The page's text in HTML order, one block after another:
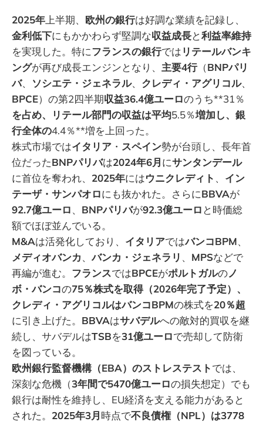
2025年 上半期、 欧州の銀行は好調な業績を記録し、
金利低下にもかかわらず堅調な収益成長と利益率維持
を実現した。特にフランスの銀行では リテールバンキ
ングが再び成長エンジンとなり、 主要4行（BNPパリ
バ、 ソシエテ・ジェネラル、 クレディ・アグリコル、
BPCE）の第2四半期収益36.4億ユーロのうち**31％
を占め、リテール部門の収益は平均5.5％増加し、銀
行全体の4.4％**増を上回った。
株式市場ではイタリア ・ スペイン勢が台頭し、長年首
位だったBNPパリバは2024年6月にサンタンデール
に首位を奪われ、 2025年にはウニクレディト 、 イン
テーザ・サンパオロにも抜かれた。さらにBBVAが
92.7億ユーロ、 BNPパリバが92.3億ユーロ と時価総
額でほぼ並んでいる。
M&Aは活発化しており、 イタリアではバンコBPM、
メディオバンカ、バンカ・ジェネラリ 、 MPSなどで
再編が進む。 フランスではBPCEがポルトガルのノ
ボ・バンコの75％株式を取得（2026年完了予定）、
クレディ・アグリコルはバンコBPMの株式を20％超
に引き上げた。 BBVAはサバデルへの敵対的買収を継
続し、サバデルはTSBを31億ユーロで売却して防衛
を図っている。
欧州銀行監督機構（EBA）のストレステストでは、
深刻な危機（3年間で5470億ユーロの損失想定）でも
銀行は耐性を維持し、EU経済を支える能力があると
された。 2025年3月時点で不良債権（NPL）は3778